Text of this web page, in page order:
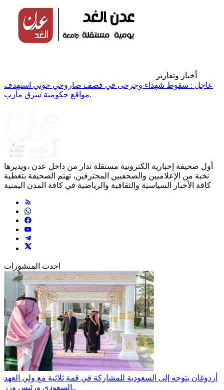
أخبار وتقارير
عاجل : سقوط شهداء وجرحى في قصف صاروخي حوثي استهدف
مواقع حكومية شرق مأرب.
أول صحيفة إخبارية الكترونية مستقلة تدار من داخل عدن ،ويديرها
نخبة من الإعلاميين والصحفيين المحترفين، تهتم الصحيفة بتغطية
كافة الأخبار السياسية والثقافية والرياضية في كافة المدن اليمنية
احدث المنشورات
أردوغان يتوجه إلى السعودية للمشاركة في قمة ثلاثية مع ولي العهد
السعودي ورئيس وزر..